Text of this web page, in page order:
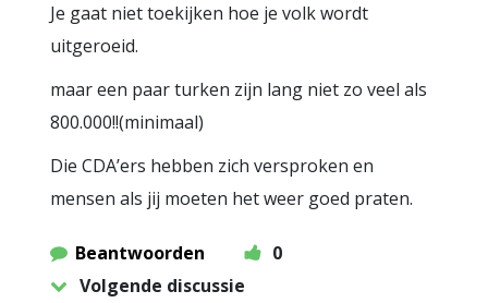
Je gaat niet toekijken hoe je volk wordt
uitgeroeid.
maar een paar turken zijn lang niet zo veel als
800.000!!(minimaal)
Die CDA’ers hebben zich versproken en
mensen als jij moeten het weer goed praten.
Beantwoorden
0
Volgende discussie